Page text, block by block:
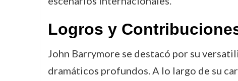
Logros y
John Barrymore se destacó por su
dramáticos profundos. A lo largo de su